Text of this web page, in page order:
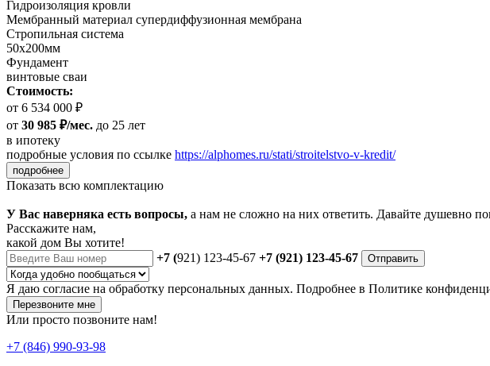
Гидроизоляция кровли
Мембранный материал супердиффузионная мембрана
Стропильная система
50х200мм
Фундамент
винтовые сваи
Стоимость:
от 6 534 000 ₽
от 30 985 ₽/мес. до 25 лет
в ипотеку
подробные условия по ссылке https://alphomes.ru/stati/stroitelstvo-v-kredit/
подробнее
Показать всю комплектацию
У Вас наверняка есть вопросы, а нам не сложно на них ответить. Давайте душевно
Расскажите нам,
какой дом Вы хотите!
+7 (921) 123-45-67 +7 (921) 123-45-67 Отправить
Я даю согласие на обработку персональных данных. Подробнее в Политике
Перезвоните мне
Или просто позвоните нам!
+7 (846) 990-93-98